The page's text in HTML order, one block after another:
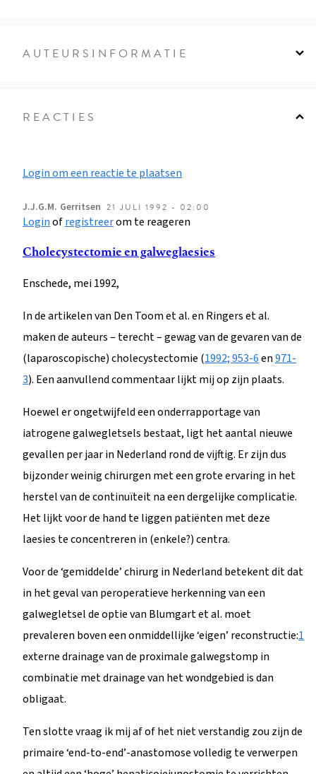
AUTEURSINFORMATIE
REACTIES
Login om een reactie te plaatsen
J.J.G.M. Gerritsen 21 JULI 1992 - 02:00
Loginofregistreerom te reageren
Cholecystectomie en galweglaesies
Enschede, mei 1992,
In de artikelen van Den Toom et al. en Ringers et al.
maken de auteurs – terecht – gewag van de gevaren van de
(laparoscopische) cholecystectomie (1992; 953-6en971-
3). Een aanvullend commentaar lijkt mij op zijn plaats.
Hoewel er ongetwijfeld een onderrapportage van
iatrogene galwegletsels bestaat, ligt het aantal nieuwe
gevallen per jaar in Nederland rond de vijftig. Er zijn dus
bijzonder weinig chirurgen met een grote ervaring in het
herstel van de continuïteit na een dergelijke complicatie.
Het lijkt voor de hand te liggen patiënten met deze
laesies te concentreren in (enkele?) centra.
Voor de ‘gemiddelde’ chirurg in Nederland betekent dit dat
in het geval van peroperatieve herkenning van een
galwegletsel de optie van Blumgart et al. moet
prevaleren boven een onmiddellijke ‘eigen’ reconstructie:1
externe drainage van de proximale galwegstomp in
combinatie met drainage van het wondgebied is dan
obligaat.
Ten slotte vraag ik mij af of het niet verstandig zou zijn de
primaire ‘end-to-end’-anastomose volledig te verwerpen